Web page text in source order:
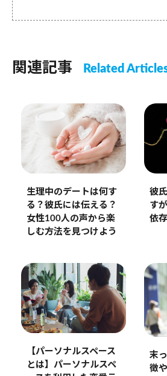
関連記事 Related
生理中のデートは何す
る？彼氏には伝える？
女性100人の声から楽
しむ方法を見つけよう
彼
す
依
【パーソナルスペース
とは】パーソナルスペ
末
徴